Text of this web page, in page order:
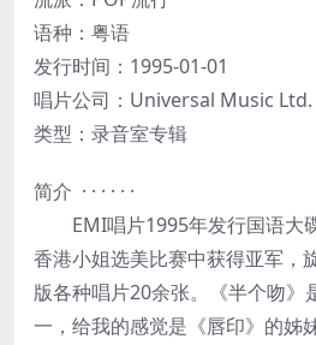
语种：粤语
发行时间：1995-01-01
唱片公司：Universal Music Ltd.
类型：录音室专辑
简介 · · · · · ·
EMI唱片1995年发行国语大
香港小姐选美比赛中获得亚军，
版各种唱片20余张。《半个吻》
一，给我的感觉是《唇印》的姊